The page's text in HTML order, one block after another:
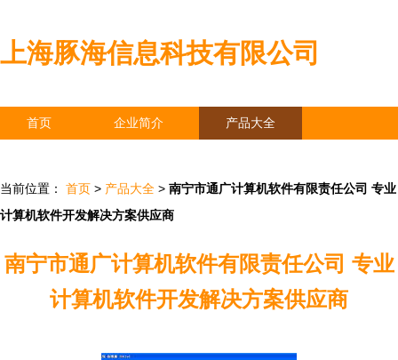
上海豚海信息科技有限公司
首页 企业简介 产品大全
当前位置： 首页 > 产品大全 > 南宁市通广计算机软件有限责任公司 专业
计算机软件开发解决方案供应商
南宁市通广计算机软件有限责任公司 专业
计算机软件开发解决方案供应商